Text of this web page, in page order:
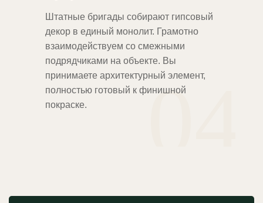
04
Штатные бригады собирают гипсовый
декор в единый монолит. Грамотно
взаимодействуем со смежными
подрядчиками на объекте. Вы
принимаете архитектурный элемент,
полностью готовый к финишной
покраске.